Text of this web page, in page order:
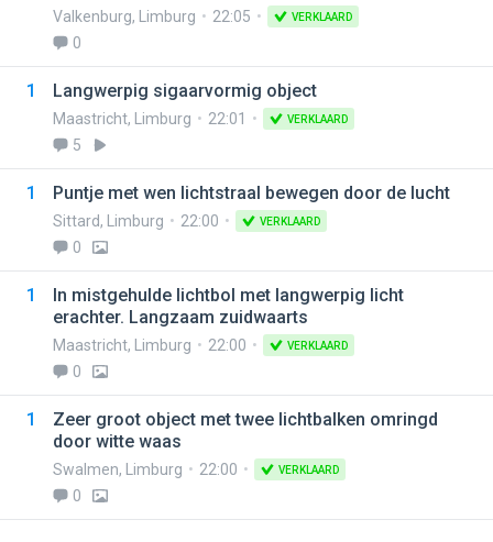
Valkenburg, Limburg 22:05 VERKLAARD
0
1 Langwerpig sigaarvormig object
Maastricht, Limburg 22:01 VERKLAARD
5
1 Puntje met wen lichtstraal bewegen door de lucht
Sittard, Limburg 22:00 VERKLAARD
0
1
In mistgehulde lichtbol met langwerpig licht
erachter. Langzaam zuidwaarts
Maastricht, Limburg 22:00 VERKLAARD
0
1
Zeer groot object met twee lichtbalken omringd
door witte waas
Swalmen, Limburg 22:00 VERKLAARD
0